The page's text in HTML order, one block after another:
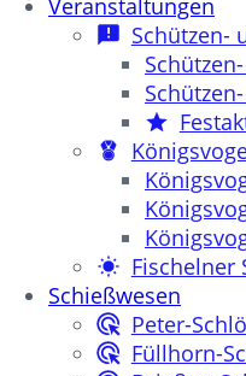
Veranstaltungen
Schützen-
Fischelner
Schießwesen
Peter-
Füllhorn-